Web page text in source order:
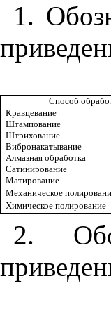
1.
Способ
Кравцевание
Штампование
Штрихование
Вибронакатывание
Алмазная обработка
Сатинирование
Матирование
Механическое
Химическое полирование
2.